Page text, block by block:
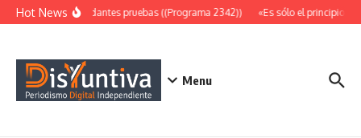
Saltar al contenido
Hot NewsAbundantes pruebas ((Programa 2342)) «Es sólo el principio»
Menu